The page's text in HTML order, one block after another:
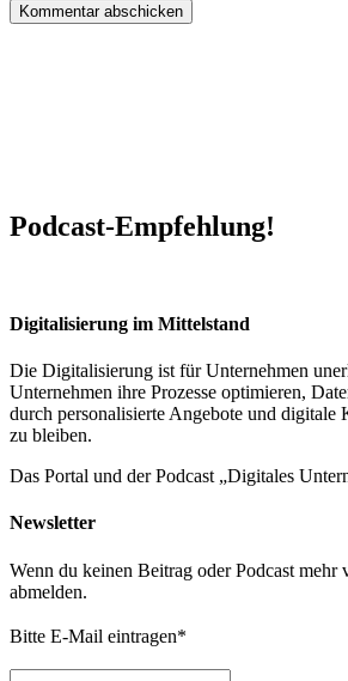
Podcast-Empfehlung!
Digitalisierung im Mittelstand
Die Digitalisierung ist für Unternehmen
Unternehmen ihre Prozesse optimieren,
durch personalisierte Angebote und
zu bleiben.
Das Portal und der Podcast „Digitales
Newsletter
Wenn du keinen Beitrag oder Podcast mehr
abmelden.
Bitte E-Mail eintragen*